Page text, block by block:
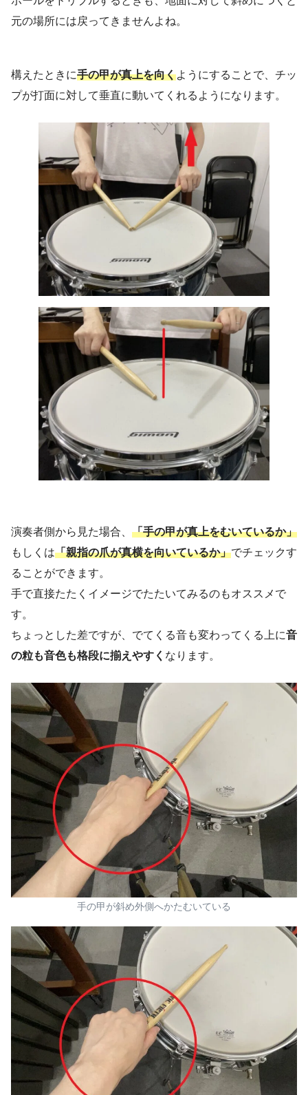
元の場所には戻ってきませんよね。
構えたときに手の甲が真上を向くようにすることで、チッ
プが打面に対して垂直に動いてくれるようになります。
演奏者側から見た場合、 「手の甲が真上をむいているか」
もしくは「親指の爪が真横を向いているか」でチェックす
ることができます。
手で直接たたくイメージでたたいてみるのもオススメで
す。
ちょっとした差ですが、でてくる音も変わってくる上に音
の粒も音色も格段に揃えやすく なります。
手の甲が斜め外側へかたむいている